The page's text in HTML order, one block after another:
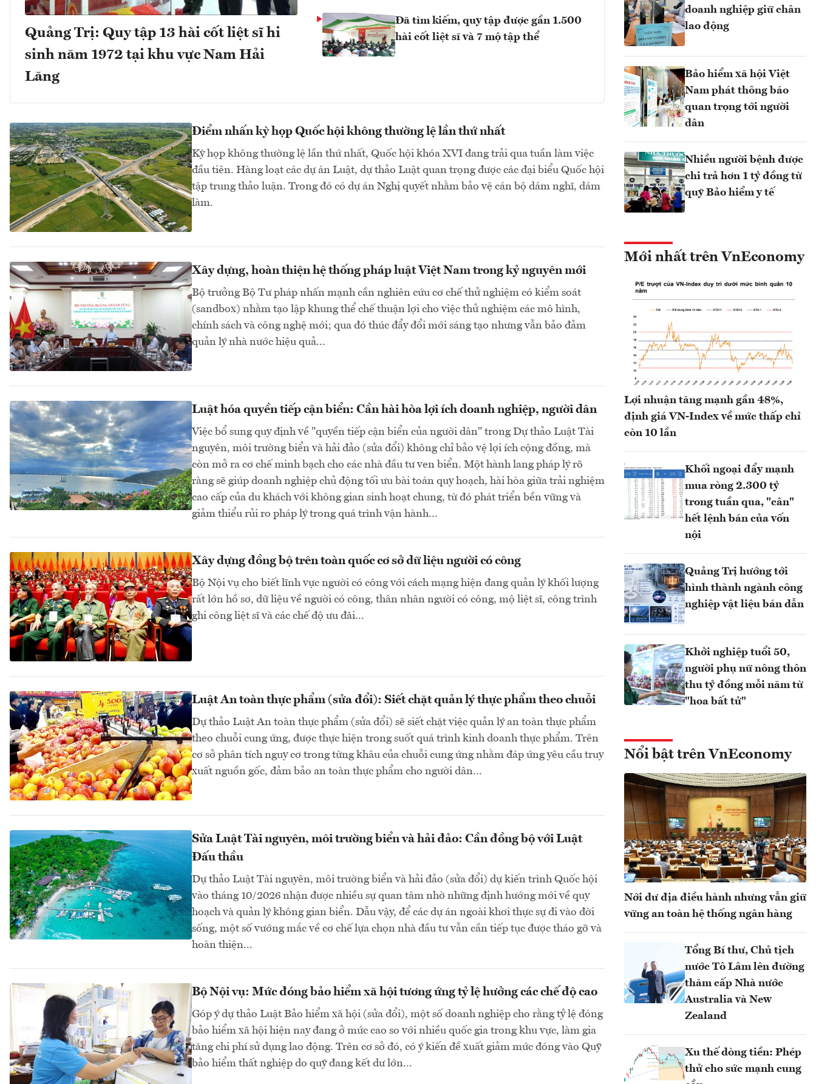
Quảng Trị: Quy tập 13 hài cốt liệt sĩ hi
sinh năm 1972 tại khu vực Nam Hải
Lăng
Đã tìm kiếm, quy tập được gần 1.500
hài cốt liệt sĩ và 7 mộ tập thể
Điểm nhấn kỳ họp Quốc hội không thường lệ lần thứ nhất
Kỳ họp không thường lệ lần thứ nhất, Quốc hội khóa XVI đang trải qua tuần làm việc
đầu tiên. Hàng loạt các dự án Luật, dự thảo Luật quan trọng được các đại biểu Quốc hội
tập trung thảo luận. Trong đó có dự án Nghị quyết nhằm bảo vệ cán bộ dám nghĩ, dám
làm.
Xây dựng, hoàn thiện hệ thống pháp luật Việt Nam trong kỷ nguyên mới
Bộ trưởng Bộ Tư pháp nhấn mạnh cần nghiên cứu cơ chế thử nghiệm có kiểm soát
(sandbox) nhằm tạo lập khung thể chế thuận lợi cho việc thử nghiệm các mô hình,
chính sách và công nghệ mới; qua đó thúc đẩy đổi mới sáng tạo nhưng vẫn bảo đảm
quản lý nhà nước hiệu quả...
Luật hóa quyền tiếp cận biển: Cần hài hòa lợi ích doanh nghiệp, người dân
Việc bổ sung quy định về "quyền tiếp cận biển của người dân" trong Dự thảo Luật Tài
nguyên, môi trường biển và hải đảo (sửa đổi) không chỉ bảo vệ lợi ích cộng đồng, mà
còn mở ra cơ chế minh bạch cho các nhà đầu tư ven biển. Một hành lang pháp lý rõ
ràng sẽ giúp doanh nghiệp chủ động tối ưu bài toán quy hoạch, hài hòa giữa trải nghiệm
cao cấp của du khách với không gian sinh hoạt chung, từ đó phát triển bền vững và
giảm thiểu rủi ro pháp lý trong quá trình vận hành...
Xây dựng đồng bộ trên toàn quốc cơ sở dữ liệu người có công
Bộ Nội vụ cho biết lĩnh vực người có công với cách mạng hiện đang quản lý khối lượng
rất lớn hồ sơ, dữ liệu về người có công, thân nhân người có công, mộ liệt sĩ, công trình
ghi công liệt sĩ và các chế độ ưu đãi...
Luật An toàn thực phẩm (sửa đổi): Siết chặt quản lý thực phẩm theo chuỗi
Dự thảo Luật An toàn thực phẩm (sửa đổi) sẽ siết chặt việc quản lý an toàn thực phẩm
theo chuỗi cung ứng, được thực hiện trong suốt quá trình kinh doanh thực phẩm. Trên
cơ sở phân tích nguy cơ trong từng khâu của chuỗi cung ứng nhằm đáp ứng yêu cầu truy
xuất nguồn gốc, đảm bảo an toàn thực phẩm cho người dân...
Sửa Luật Tài nguyên, môi trường biển và hải đảo: Cần đồng bộ với Luật
Đấu thầu
Dự thảo Luật Tài nguyên, môi trường biển và hải đảo (sửa đổi) dự kiến trình Quốc hội
vào tháng 10/2026 nhận được nhiều sự quan tâm nhờ những định hướng mới về quy
hoạch và quản lý không gian biển. Dẫu vậy, để các dự án ngoài khơi thực sự đi vào đời
sống, một số vướng mắc về cơ chế lựa chọn nhà đầu tư vẫn cần tiếp tục được tháo gỡ và
hoàn thiện...
Bộ Nội vụ: Mức đóng bảo hiểm xã hội tương ứng tỷ lệ hưởng các chế độ cao
Góp ý dự thảo Luật Bảo hiểm xã hội (sửa đổi), một số doanh nghiệp cho rằng tỷ lệ đóng
bảo hiểm xã hội hiện nay đang ở mức cao so với nhiều quốc gia trong khu vực, làm gia
tăng chi phí sử dụng lao động. Trên cơ sở đó, có ý kiến đề xuất giảm mức đóng vào Quỹ
bảo hiểm thất nghiệp do quỹ đang kết dư lớn...
doanh nghiệp giữ chân
lao động
Bảo hiểm xã hội Việt
Nam phát thông báo
quan trọng tới người
dân
Nhiều người bệnh được
chi trả hơn 1 tỷ đồng từ
quỹ Bảo hiểm y tế
Mới nhất trên VnEconomy
Lợi nhuận tăng mạnh gần 48%,
định giá VN-Index về mức thấp chỉ
còn 10 lần
Khối ngoại đẩy mạnh
mua ròng 2.300 tỷ
trong tuần qua, "cân"
hết lệnh bán của vốn
nội
Quảng Trị hướng tới
hình thành ngành công
nghiệp vật liệu bán dẫn
Khởi nghiệp tuổi 50,
người phụ nữ nông thôn
thu tỷ đồng mỗi năm từ
"hoa bất tử"
Nổi bật trên VnEconomy
Nới dư địa điều hành nhưng vẫn giữ
vững an toàn hệ thống ngân hàng
Tổng Bí thư, Chủ tịch
nước Tô Lâm lên đường
thăm cấp Nhà nước
Australia và New
Zealand
Xu thế dòng tiền: Phép
thử cho sức mạnh cung